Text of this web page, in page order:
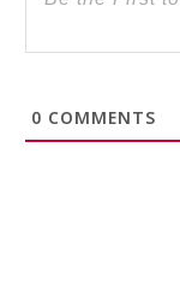
0 COMMENTS